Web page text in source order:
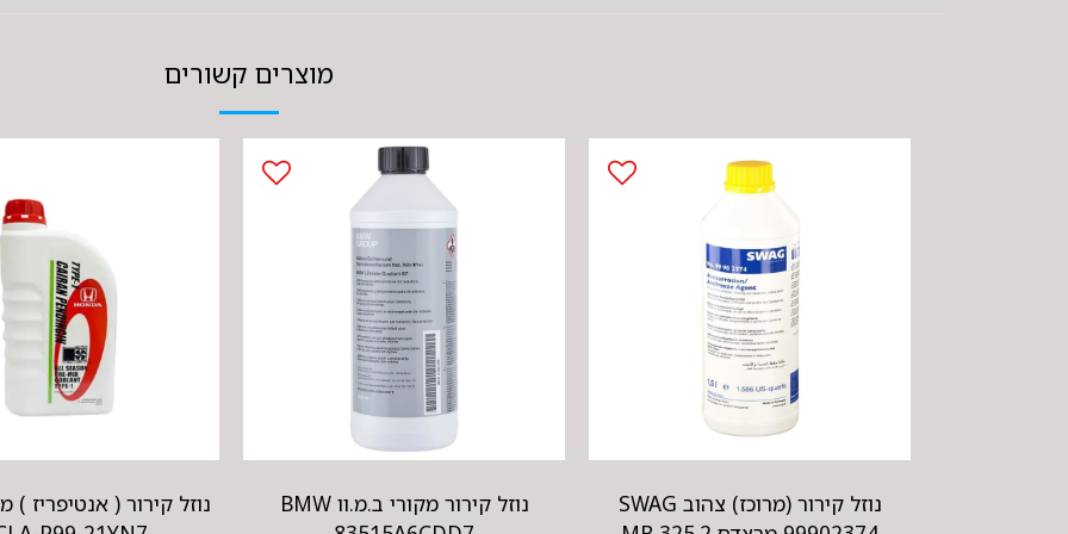
מוצרים קשורים
נוזל קירור (מרוכז) צהוב SWAG
נוזל קירור מקורי ב.מ.וו BMW
נוזל קירור ( אנטיפריז )